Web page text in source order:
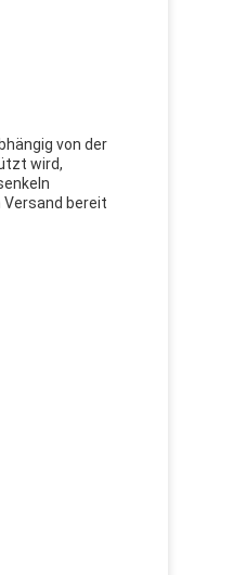
von der
wird,
bereit